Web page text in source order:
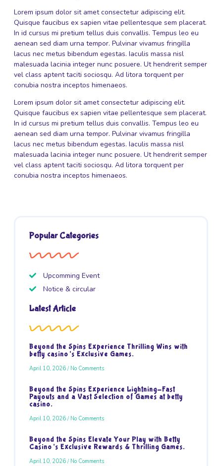
Lorem ipsum dolor sit amet consectetur adipiscing elit.
Quisque faucibus ex sapien vitae pellentesque sem placerat.
In id cursus mi pretium tellus duis convallis. Tempus leo eu
aenean sed diam urna tempor. Pulvinar vivamus fringilla
lacus nec metus bibendum egestas. Iaculis massa nisl
malesuada lacinia integer nunc posuere. Ut hendrerit semper
vel class aptent taciti sociosqu. Ad litora torquent per
conubia nostra inceptos himenaeos.
Lorem ipsum dolor sit amet consectetur adipiscing elit.
Quisque faucibus ex sapien vitae pellentesque sem placerat.
In id cursus mi pretium tellus duis convallis. Tempus leo eu
aenean sed diam urna tempor. Pulvinar vivamus fringilla
lacus nec metus bibendum egestas. Iaculis massa nisl
malesuada lacinia integer nunc posuere. Ut hendrerit semper
vel class aptent taciti sociosqu. Ad litora torquent per
conubia nostra inceptos himenaeos.
Popular Categories
Upcomming Event
Notice & circular
Latest Article
Beyond the Spins Experience Thrilling Wins with
betty casino’s Exclusive Games.
April 10, 2026 No Comments
Beyond the Spins Experience Lightning-Fast
Payouts and a Vast Selection of Games at betty
casino.
April 10, 2026 No Comments
Beyond the Spins Elevate Your Play with Betty
Casino’s Exclusive Rewards & Thrilling Games.
April 10, 2026 No Comments